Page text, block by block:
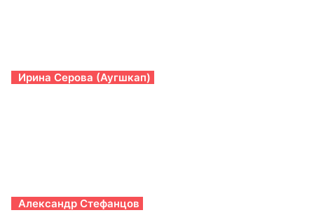
Ирина Серова (Аугшкап)
Александр Стефанцов